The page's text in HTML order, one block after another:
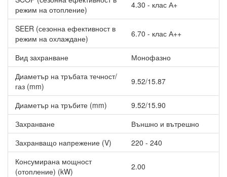
режим на отопление)
4.30 - клас А+
SEER (сезонна ефективност в
режим на охлаждане)
6.70 - клас А++
Вид захранване
Монофазно
Диаметър на тръбата течност/
газ (mm)
9.52/15.87
Диаметър на тръбите (mm)
9.52/15.90
Захранване
Външно и вътрешно
Захранващо напрежение (V)
220 - 240
Консумирана мощност
(отопление) (kW)
2.00